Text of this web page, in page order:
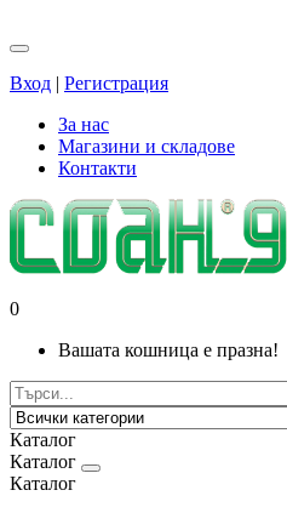
Вход | Регистрация
За нас
Магазини и складове
Контакти
0
Вашата кошница е празна!
Каталог
Каталог
Каталог